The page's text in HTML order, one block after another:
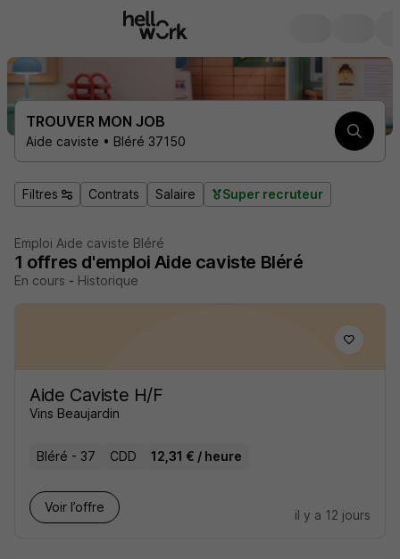
TROUVER MON JOB
Aide caviste • Bléré 37150
Filtres Contrats Salaire Super recruteur
Emploi Aide caviste Bléré
1 offres d'emploi Aide caviste Bléré
En cours - Historique
Aide Caviste H/F
Vins Beaujardin
Bléré - 37 CDD 12,31 € / heure
Voir l’offre
il y a 12 jours